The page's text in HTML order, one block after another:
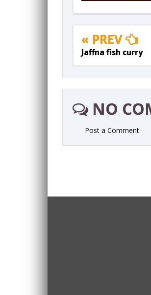
« PREV
Jaffna fish curry
NO
Post a Comment